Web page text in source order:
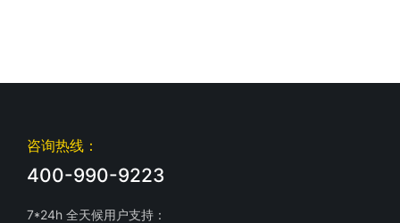
咨询热线：
400-990-9223
7*24h 全天候用户支持：